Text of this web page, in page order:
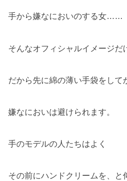
手から嫌なにおいのする女……
そんなオフィシャルイメージだ
だから先に綿の薄い手袋をして
嫌なにおいは避けられます。
手のモデルの人たちはよく
その前にハンドクリームを、と